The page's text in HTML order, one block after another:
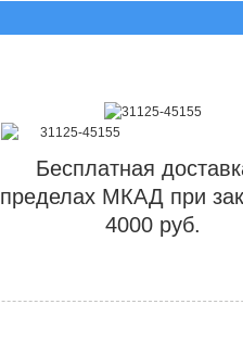
Бесплатная
пределах МКАД при
4000 руб.